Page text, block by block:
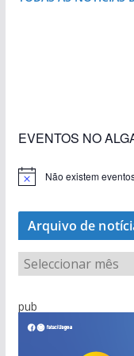
EVENTOS NO
Não existem
Arquivo de
q
pub